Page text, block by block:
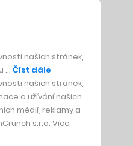
našich stránek,
… Číst dále
našich stránek,
o užívání našich
médií, reklamy a
s.r.o. Více